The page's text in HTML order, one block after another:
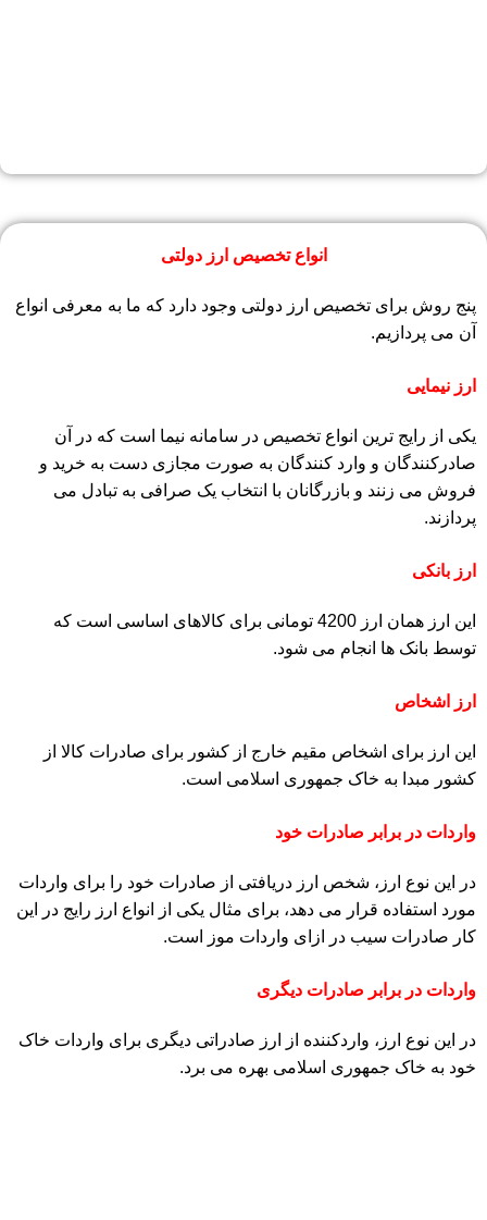
انواع تخصیص ارز دولتی
پنج روش برای تخصیص ارز دولتی وجود دارد که ما به معرفی انواع
آن می پردازیم.
ارز نیمایی
یکی از رایج ترین انواع تخصیص در سامانه نیما است که در آن
صادرکنندگان و وارد کنندگان به صورت مجازی دست به خرید و
فروش می زنند و بازرگانان با انتخاب یک صرافی به تبادل می
پردازند.
ارز بانکی
این ارز همان ارز 4200 تومانی برای کالاهای اساسی است که
توسط بانک ها انجام می شود.
ارز اشخاص
این ارز برای اشخاص مقیم خارج از کشور برای صادرات کالا از
کشور مبدا به خاک جمهوری اسلامی است.
واردات در برابر صادرات خود
در این نوع ارز، شخص ارز دریافتی از صادرات خود را برای واردات
مورد استفاده قرار می دهد، برای مثال یکی از انواع ارز رایج در این
کار صادرات سیب در ازای واردات موز است.
واردات در برابر صادرات دیگری
در این نوع ارز، واردکننده از ارز صادراتی دیگری برای واردات خاک
خود به خاک جمهوری اسلامی بهره می برد.